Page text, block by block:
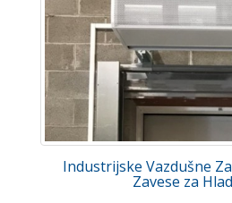
Industrijske Vazdušne
Zavese za